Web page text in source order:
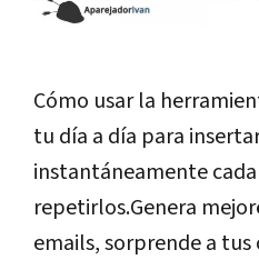
Cómo usar la
tu día a día para
instantáneamente
repetirlos.Genera
emails, sorprende a